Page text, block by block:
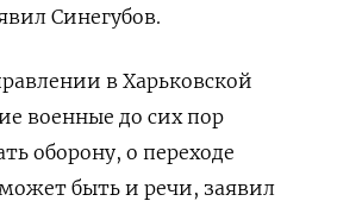
Синегубов.
в Харьковской
военные до сих пор
оборону, о переходе
быть и речи, заявил